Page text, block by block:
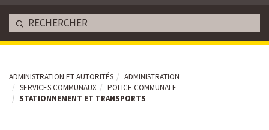
ADMINISTRATION ET AUTORITÉS
ADMINISTRATION
SERVICES COMMUNAUX
POLICE COMMUNALE
STATIONNEMENT ET TRANSPORTS